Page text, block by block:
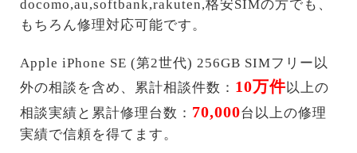
docomo,au,softbank,rakuten,格安SIMの方でも、
もちろん修理対応可能です。
Apple iPhone SE (第2世代) 256GB SIMフリー以
外の相談を含め、累計相談件数： 10万件以上の
相談実績と累計修理台数： 70,000台以上の修理
実績で信頼を得てます。